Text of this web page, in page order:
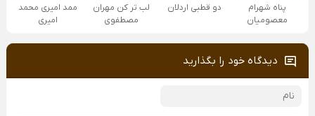
پناه شهرام
معصومیان
دو قطبی اردلان
لب تر کن مهران
مصطفوی
ممد امیری محمد
امیری
دیدگاه خود را بگذارید